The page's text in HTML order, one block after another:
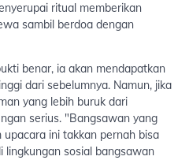
ritual memberikan
sambil berdoa dengan
benar, ia akan mendapatkan
dari sebelumnya. Namun, jika
yang lebih buruk dari
serius. "Bangsawan yang
ini takkan pernah bisa
lingkungan sosial bangsawan